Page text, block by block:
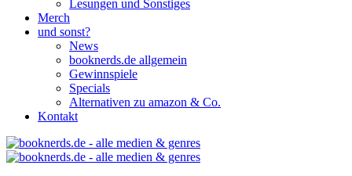
Lesungen und Sonstiges
Merch
und sonst?
News
booknerds.de allgemein
Gewinnspiele
Specials
Alternativen zu amazon & Co.
Kontakt